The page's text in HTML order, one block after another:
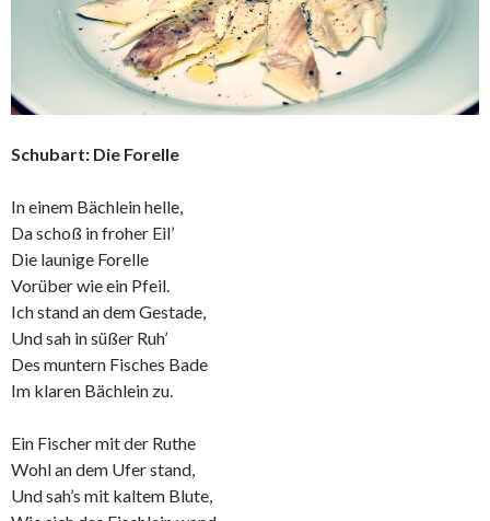
Schubart: Die Forelle
In einem Bächlein helle,
Da schoß in froher Eil’
Die launige Forelle
Vorüber wie ein Pfeil.
Ich stand an dem Gestade,
Und sah in süßer Ruh’
Des muntern Fisches Bade
Im klaren Bächlein zu.
Ein Fischer mit der Ruthe
Wohl an dem Ufer stand,
Und sah’s mit kaltem Blute,